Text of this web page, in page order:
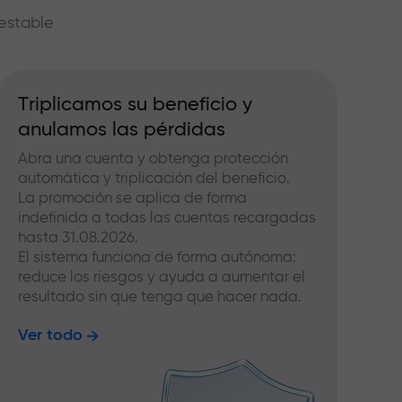
Triplicamos su beneficio y
anulamos las pérdidas
Abra una cuenta y obtenga protección
automática y triplicación del beneficio.
La promoción se aplica de forma
indefinida a todas las cuentas recargadas
hasta 31.08.2026.
El sistema funciona de forma autónoma:
reduce los riesgos y ayuda a aumentar el
resultado sin que tenga que hacer nada.
Ver todo